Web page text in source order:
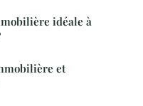
idéale à
et